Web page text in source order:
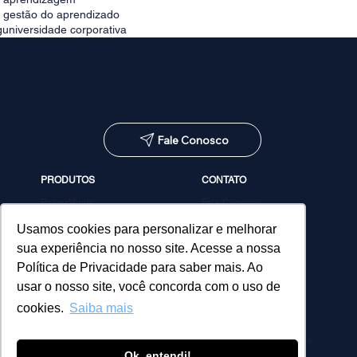
Usamos cookies para personalizar e melhorar
sua experiência no nosso site. Acesse a nossa
Política de Privacidade para saber mais. Ao
usar o nosso site, você concorda com o uso de
cookies. Saiba mais
do aprendizado
universidade corporativa
Fale Conosco
PRODUTOS
PowerMinds
Estúdio de Conteúdos
MicroPower Classes
Consultoria
CONTATO
Fale Conosco
Política de Privacidade